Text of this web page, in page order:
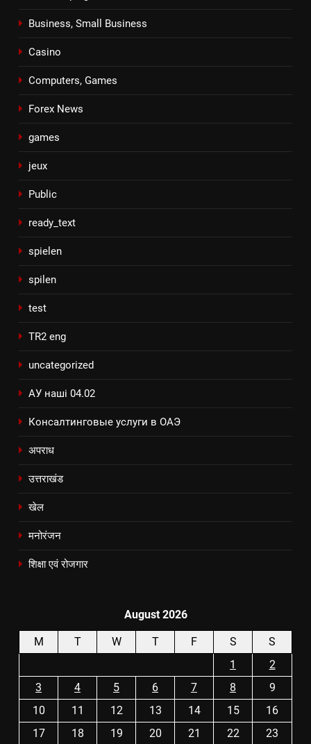
Business, Small Business
Casino
Computers, Games
Forex News
games
jeux
Public
ready_text
spielen
spilen
test
TR2 eng
uncategorized
АУ наші 04.02
Консалтинговые услуги в ОАЭ
अपराध
उत्तराखंड
खेल
मनोरंजन
शिक्षा एवं रोजगार
August 2026
M T W T F S
S
1
2
3
4 5 6 7 8
9
10
11 12 13 14 15
16
17
18 19 20 21 22 23